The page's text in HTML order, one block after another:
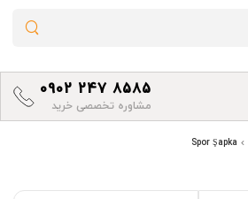
0902 247 8585
مشاوره تخصصی خرید
Spor Şapka